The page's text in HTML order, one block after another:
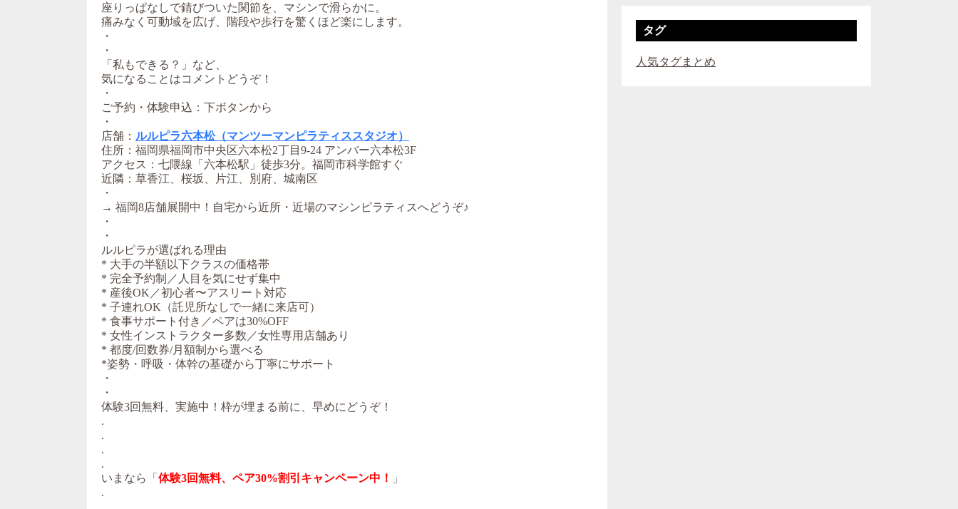
座りっぱなしで錆びついた関節を、マシンで滑らかに。
痛みなく可動域を広げ、階段や歩行を驚くほど楽にします。
・
・
「私もできる？」など、
気になることはコメントどうぞ！
・
ご予約・体験申込：下ボタンから
・
店舗： ルルピラ六本松（マンツーマンピラティススタジオ）
住所：福岡県福岡市中央区六本松2丁目9-24 アンバー六本松3F
アクセス：七隈線「六本松駅」徒歩3分。福岡市科学館すぐ
近隣：草香江、桜坂、片江、別府、城南区
・
→ 福岡8店舗展開中！自宅から近所・近場のマシンピラティスへどうぞ♪
・
・
ルルピラが選ばれる理由
* 大手の半額以下クラスの価格帯
* 完全予約制／人目を気にせず集中
* 産後OK／初心者〜アスリート対応
* 子連れOK（託児所なしで一緒に来店可）
* 食事サポート付き／ペアは30%OFF
* 女性インストラクター多数／女性専用店舗あり
* 都度/回数券/月額制から選べる
*姿勢・呼吸・体幹の基礎から丁寧にサポート
・
・
体験3回無料、実施中！枠が埋まる前に、早めにどうぞ！
.
.
.
.
いまなら「 体験3回無料、ペア30%割引キャンペーン中！
」
.
.
タグ
人気タグまとめ